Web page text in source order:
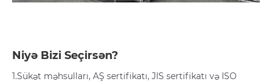
Niyə Bizi Seçirsən?
1.Sükət məhsulları, AŞ sertifikatı, JIS sertifikatı və ISO